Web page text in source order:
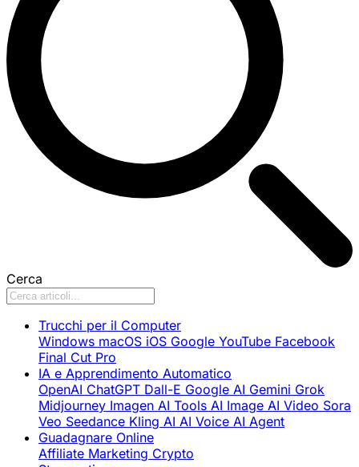
Cerca
Trucchi per il Computer
Windows macOS iOS Google YouTube Facebook
Final Cut Pro
IA e Apprendimento Automatico
OpenAI ChatGPT Dall-E Google AI Gemini Grok
Midjourney Imagen AI Tools AI Image AI Video Sora
Veo Seedance Kling AI AI Voice AI Agent
Guadagnare Online
Affiliate Marketing Crypto